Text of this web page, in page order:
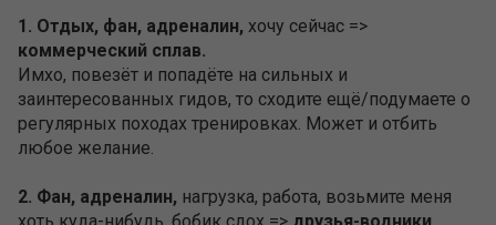
1. Отдых, фан, адреналин, хочу сейчас =>
коммерческий сплав.
Имхо, повезёт и попадёте на сильных и
заинтересованных гидов, то сходите ещё/подумаете о
регулярных походах тренировках. Может и отбить
любое желание.
2. Фан, адреналин, нагрузка, работа, возьмите меня